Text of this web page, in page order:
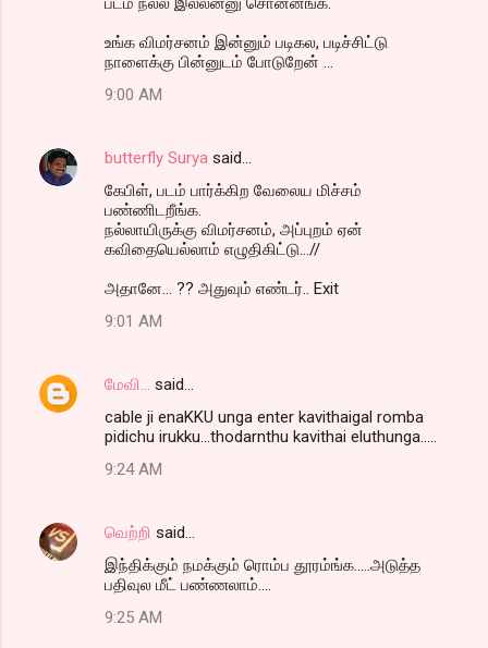
உங்க விமர்சனம் இன்னும் படிகல, படிச்சிட்டு
நாளைக்கு பின்னுடம் போடுறேன் ...
9:00 AM
butterfly Surya said…
கேபிள், படம் பார்க்கிற வேலைய மிச்சம்
பண்ணிடறீங்க.
நல்லாயிருக்கு விமர்சனம், அப்புறம் ஏன்
கவிதையெல்லாம் எழுதிகிட்டு...//
அதானே... ?? அதுவும் எண்டர்.. Exit
9:01 AM
மேவி...
said…
cable ji enaKKU unga enter kavithaigal romba
pidichu irukku...thodarnthu kavithai eluthunga.....
9:24 AM
வெற்றி said…
இந்திக்கும் நமக்கும் ரொம்ப தூரம்ங்க.....அடுத்த
பதிவுல மீட் பண்ணலாம்....
9:25 AM